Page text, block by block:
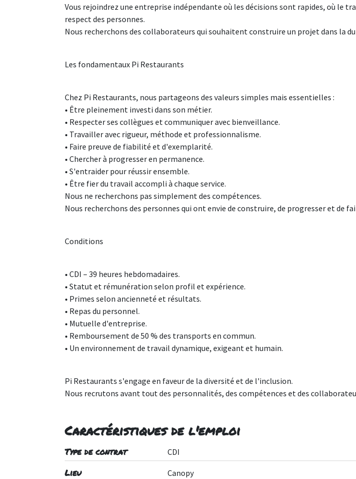
Vous rejoindrez une entreprise indépendante où les décisions sont rapides, où le
respect des personnes.
Nous recherchons des collaborateurs qui souhaitent construire un projet dans la
Les fondamentaux Pi Restaurants
Chez Pi Restaurants, nous partageons des valeurs simples mais essentielles :
• Être pleinement investi dans son métier.
• Respecter ses collègues et communiquer avec bienveillance.
• Travailler avec rigueur, méthode et professionnalisme.
• Faire preuve de fiabilité et d'exemplarité.
• Chercher à progresser en permanence.
• S'entraider pour réussir ensemble.
• Être fier du travail accompli à chaque service.
Nous ne recherchons pas simplement des compétences.
Nous recherchons des personnes qui ont envie de construire, de progresser et de
Conditions
• CDI – 39 heures hebdomadaires.
• Statut et rémunération selon profil et expérience.
• Primes selon ancienneté et résultats.
• Repas du personnel.
• Mutuelle d'entreprise.
• Remboursement de 50 % des transports en commun.
• Un environnement de travail dynamique, exigeant et humain.
Pi Restaurants s'engage en faveur de la diversité et de l'inclusion.
Nous recrutons avant tout des personnalités, des compétences et des
Caractéristiques de l'emploi
Type de contrat CDI
Lieu Canopy